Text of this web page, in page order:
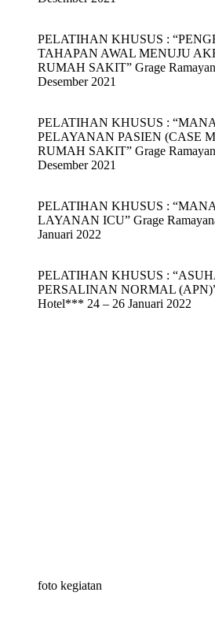
PELATIHAN KHUSUS :
TAHAPAN AWAL MENUJU
RUMAH SAKIT” Grage
Desember 2021
PELATIHAN KHUSUS :
PELAYANAN PASIEN (CASE
RUMAH SAKIT” Grage
Desember 2021
PELATIHAN KHUSUS :
LAYANAN ICU” Grage
Januari 2022
PELATIHAN KHUSUS :
PERSALINAN NORMAL (APN)”
Hotel*** 24 – 26 Januari 2022
foto kegiatan